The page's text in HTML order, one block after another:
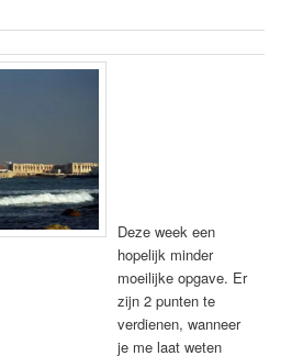
Deze week een
hopelijk minder
moeilijke opgave. Er
zijn 2 punten te
verdienen, wanneer
je me laat weten